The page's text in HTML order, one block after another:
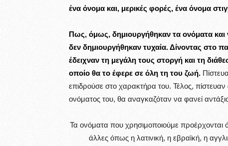
ένα όνομα και, μερικές φορές, ένα όνομα
Πως, όμως, δημιουργήθηκαν τα ονόματα και
δεν δημιουργήθηκαν τυχαία. Δίνοντας στο
έδειχναν τη μεγάλη τους στοργή και τη
οποίο θα το έφερε σε όλη τη του ζωή.
επιδρούσε στο χαρακτήρα του. Τέλος, πίστευαν
ονόματος του, θα αναγκαζόταν να φανεί
Τα ονόματα που χρησιμοποιούμε
άλλες όπως η λατινική, η εβραϊκή, η